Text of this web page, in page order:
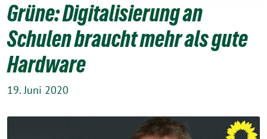
Grüne: Digitalisierung an
Schulen braucht mehr als gute
Hardware
19. Juni 2020